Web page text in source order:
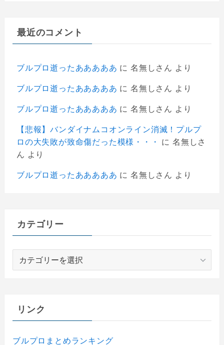
最近のコメント
ブルプロ逝ったあああああ に 名無しさん より
ブルプロ逝ったあああああ に 名無しさん より
ブルプロ逝ったあああああ に 名無しさん より
【悲報】バンダイナムコオンライン消滅！プルプ
ロの大失敗が致命傷だった模様・・・
に 名無しさ
ん より
ブルプロ逝ったあああああ に 名無しさん より
カテゴリー
ーリンク
ブルプロまとめランキング